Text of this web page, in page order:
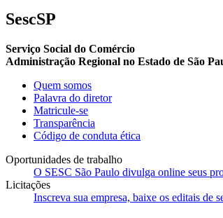
SescSP
Serviço Social do Comércio
Administração Regional no Estado de São
Quem somos
Palavra do diretor
Matricule-se
Transparência
Código de conduta ética
Oportunidades de trabalho
O SESC São Paulo divulga online seus
Licitações
Inscreva sua empresa, baixe os editais de